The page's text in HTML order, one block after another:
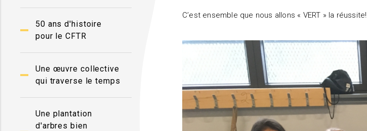
50 ans d'histoire
pour le CFTR
Une œuvre collective
qui traverse le temps
Une plantation
d'arbres bien
C’est ensemble que nous allons « VERT » la réussite!